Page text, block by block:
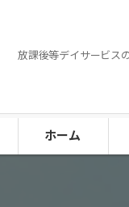
放課後等デイサービス
ホーム